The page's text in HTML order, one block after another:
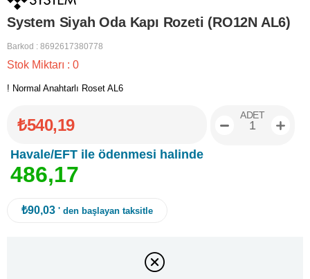
System Siyah Oda Kapı Rozeti (RO12N AL6)
Barkod : 8692617380778
Stok Miktarı : 0
! Normal Anahtarlı Roset AL6
₺540,19
Havale/EFT ile ödenmesi halinde
486,17
ADET
₺90,03 ' den başlayan taksitle